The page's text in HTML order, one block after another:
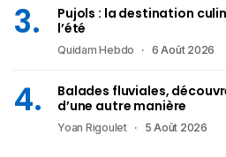
Pujols : la destination
l’été
Quidam Hebdo 6 Août 2026
Balades fluviales,
d’une autre manière
Yoan Rigoulet 5 Août 2026